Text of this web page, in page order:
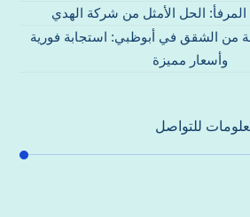
المرفأ: الحل الأمثل من شركة الهدي
من الشقق في أبوظبي: استجابة فورية
وأسعار مميزة
للتواصل